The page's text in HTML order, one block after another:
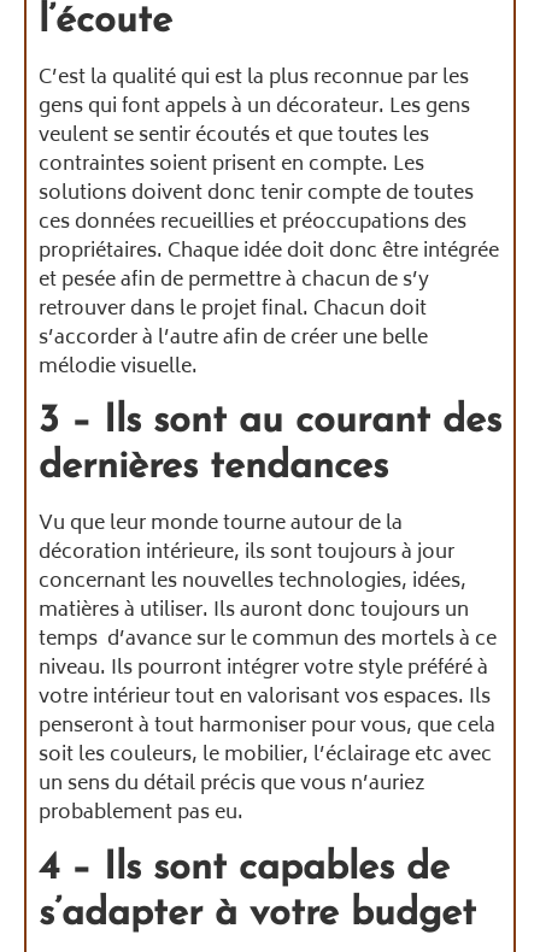
l’écoute
C’est la qualité qui est la plus reconnue par les
gens qui font appels à un décorateur. Les gens
veulent se sentir écoutés et que toutes les
contraintes soient prisent en compte. Les
solutions doivent donc tenir compte de toutes
ces données recueillies et préoccupations des
propriétaires. Chaque idée doit donc être intégrée
et pesée afin de permettre à chacun de s’y
retrouver dans le projet final. Chacun doit
s’accorder à l’autre afin de créer une belle
mélodie visuelle.
3 – Ils sont au courant des
dernières tendances
Vu que leur monde tourne autour de la
décoration intérieure, ils sont toujours à jour
concernant les nouvelles technologies, idées,
matières à utiliser. Ils auront donc toujours un
temps d’avance sur le commun des mortels à ce
niveau. Ils pourront intégrer votre style préféré à
votre intérieur tout en valorisant vos espaces. Ils
penseront à tout harmoniser pour vous, que cela
soit les couleurs, le mobilier, l’éclairage etc avec
un sens du détail précis que vous n’auriez
probablement pas eu.
4 – Ils sont capables de
s’adapter à votre budget